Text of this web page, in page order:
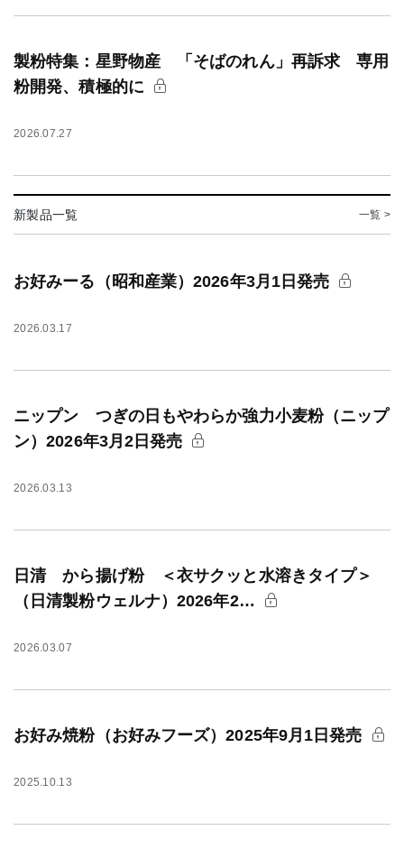
製粉特集：星野物産 「そばのれん」再訴求 専用
粉開発、積極的に
2026.07.27
新製品一覧 一覧 >
お好みーる（昭和産業）2026年3月1日発売
2026.03.17
ニップン つぎの日もやわらか強力小麦粉（ニップ
ン）2026年3月2日発売
2026.03.13
日清 から揚げ粉 ＜衣サクッと水溶きタイプ＞
（日清製粉ウェルナ）2026年2…
2026.03.07
お好み焼粉（お好みフーズ）2025年9月1日発売
2025.10.13